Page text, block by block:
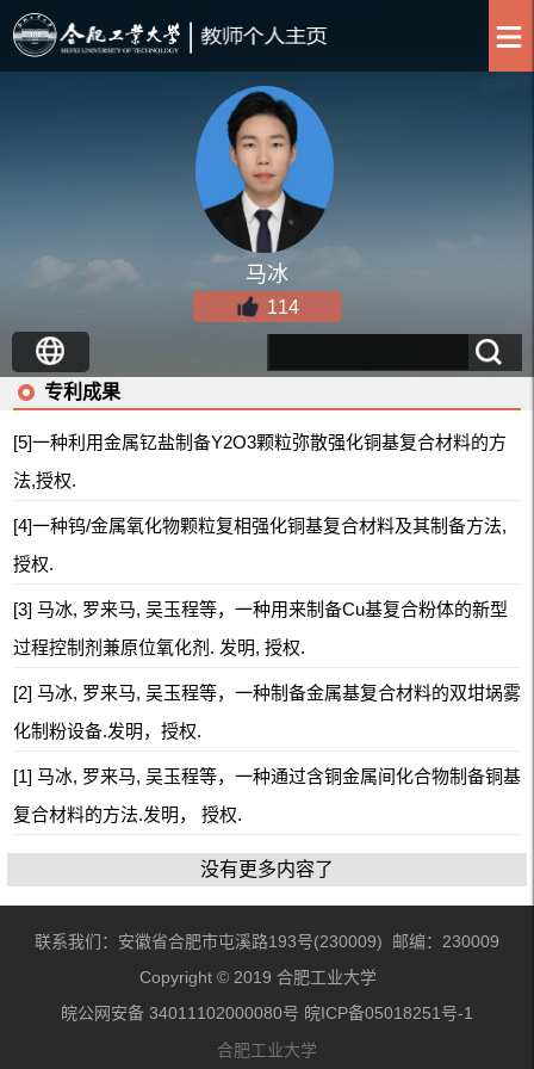
马冰
114
专利成果
[5]一种利用金属钇盐制备Y2O3颗粒弥散强化铜基复合材料的方
法,授权.
[4]一种钨/金属氧化物颗粒复相强化铜基复合材料及其制备方法,
授权.
[3] 马冰, 罗来马, 吴玉程等，一种用来制备Cu基复合粉体的新型
过程控制剂兼原位氧化剂. 发明, 授权.
[2] 马冰, 罗来马, 吴玉程等，一种制备金属基复合材料的双坩埚雾
化制粉设备.发明，授权.
[1] 马冰, 罗来马, 吴玉程等，一种通过含铜金属间化合物制备铜基
复合材料的方法.发明， 授权.
没有更多内容了
联系我们：安徽省合肥市屯溪路193号(230009) 邮编：230009
Copyright © 2019 合肥工业大学
皖公网安备 34011102000080号 皖ICP备05018251号-1
合肥工业大学